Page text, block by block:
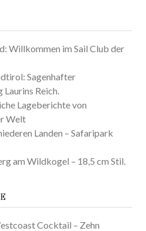
Willkommen im Sail Club der
Sagenhafter
Reich.
Lageberichte von
Welt
Landen – Safaripark
am Wildkogel – 18,5 cm Stil.
Cocktail – Zehn